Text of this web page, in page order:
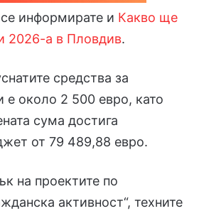
информирате и Какво ще
2026-а в Пловдив.
средства за
е около 2 500 евро, като
сума достига
от 79 489,88 евро.
на проектите по
активност“, техните